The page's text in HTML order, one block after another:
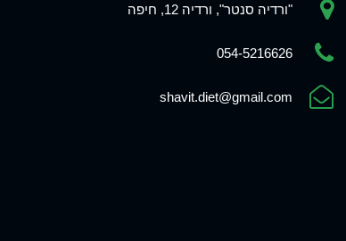
"ורדיה סנטר", ורדיה 12, חיפה
054-5216626
shavit.diet@gmail.com